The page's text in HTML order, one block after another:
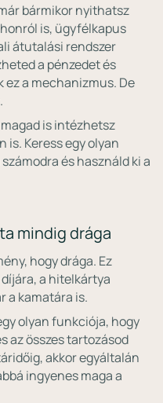
bármikor nyithatsz
is, ügyfélkapus
átutalási rendszer
a pénzedet és
ez a mechanizmus. De
is intézhetsz
is. Keress egy olyan
és használd ki a
mindig drága
hogy drága. Ez
a hitelkártya
a kamatára is.
olyan funkciója, hogy
az összes tartozásod
akkor egyáltalán
ingyenes maga a